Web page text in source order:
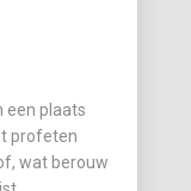
een plaats
profeten
wat berouw